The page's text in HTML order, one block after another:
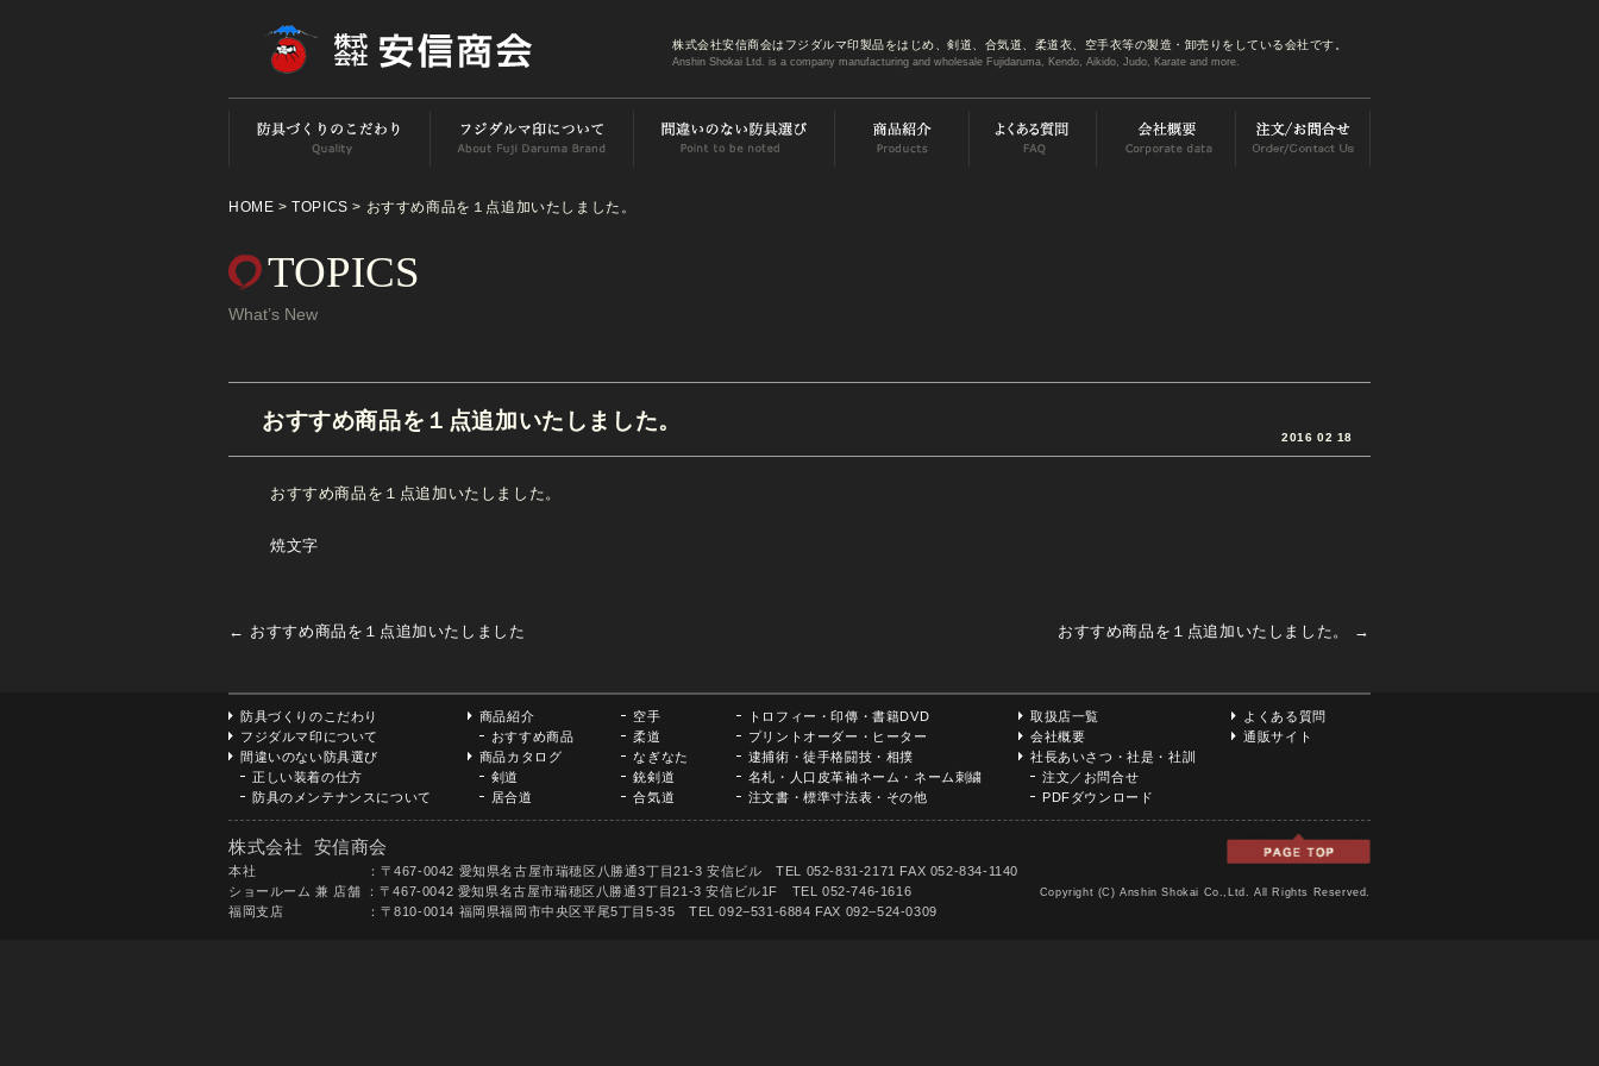
株式会社安信商会はフジダルマ印製品をはじめ、剣道、合気道、柔道衣、空手衣等の製造・卸売りをしている会社です。
Anshin Shokai Ltd. is a company manufacturing and wholesale Fujidaruma, Kendo, Aikido, Judo, Karate and more.
HOME >TOPICS > おすすめ商品を１点追加いたしました。
TOPICS
What’s New
おすすめ商品を１点追加いたしました。
2016 02 18
おすすめ商品を１点追加いたしました。
焼文字
おすすめ商品を１点追加いたしました。 →
← おすすめ商品を１点追加いたしました
防具づくりのこだわり
フジダルマ印について
間違いのない防具選び
正しい装着の仕方
防具のメンテナンスについて
商品紹介
おすすめ商品
商品カタログ
剣道
居合道
空手
柔道
なぎなた
銃剣道
合気道
トロフィー・印傳・書籍DVD
プリントオーダー・ヒーター
逮捕術・徒手格闘技・相撲
名札・人口皮革袖ネーム・ネーム刺繍
注文書・標準寸法表・その他
取扱店一覧
会社概要
社長あいさつ・社是・社訓
注文／お問合せ
PDFダウンロード
よくある質問
通販サイト
株式会社 安信商会
本社 ：〒467-0042 愛知県名古屋市瑞穂区八勝通3丁目21-3 安信ビル TEL 052-831-2171 FAX 052-834-1140
ショールーム 兼 店舗 ：〒467-0042 愛知県名古屋市瑞穂区八勝通3丁目21-3 安信ビル1F TEL 052-746-1616
福岡支店 ：〒810-0014 福岡県福岡市中央区平尾5丁目5-35 TEL 092−531-6884 FAX 092−524-0309
Copyright (C) Anshin Shokai Co.,Ltd. All Rights Reserved.